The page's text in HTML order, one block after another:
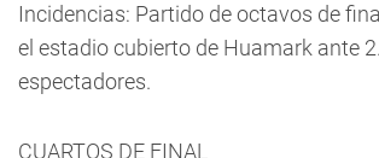
Incidencias: Partido de octavos de
el estadio cubierto de Huamark ante
espectadores.
CUARTOS DE FINAL